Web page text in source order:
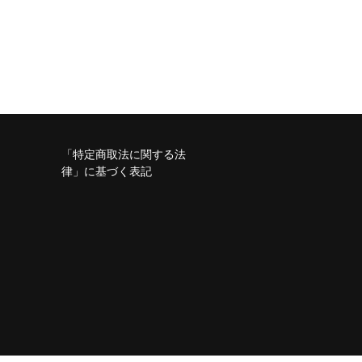
「特定商取法に関する法
律」に基づく表記